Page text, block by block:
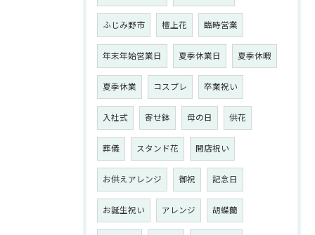
ふじみ野市 檀上花 臨時営業
年末年始営業日 夏季休業日 夏季休暇
夏季休業 コスプレ 卒業祝い
入社式 寄せ鉢 母の日 供花
葬儀 スタンド花 開店祝い
お供えアレンジ 御祝 記念日
お誕生祝い アレンジ 胡蝶蘭